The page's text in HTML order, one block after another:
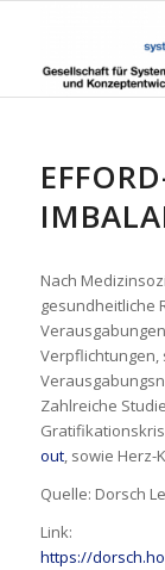
Nach
gesundheitliche
Zahlreiche
out, sowie Herz-
Quelle: Dorsch
Link:
https://